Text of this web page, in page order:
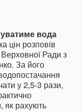
вода
цін розповів
Ради з
За його
у 2,5-3 рази,
як рахують